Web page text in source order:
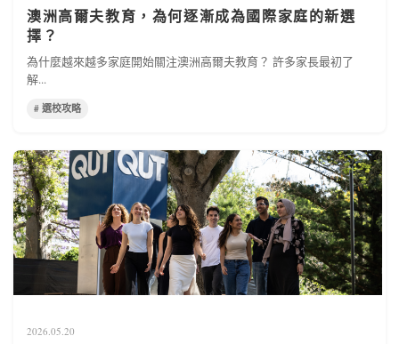
澳洲高爾夫教育，為何逐漸成為國際家庭的新選
擇？
為什麼越來越多家庭開始關注澳洲高爾夫教育？ 許多家長最初了
解...
# 選校攻略
2026.05.20